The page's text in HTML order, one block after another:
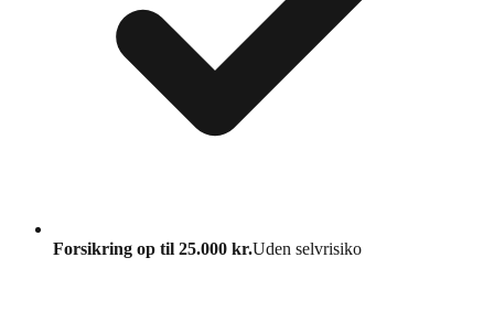
Forsikring op til 25.000 kr.Uden selvrisiko